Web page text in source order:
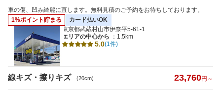
へこみキズ
キズのサイズ
※5cm以下から選択可
車の傷、凹み綺麗に直します。無料見積のご予約をお待ちしております。
1%ポイント貯まる
カード払いOK
東京都武蔵村山市伊奈平5-61-1
エリアの中心から
：1.5km
5.0(1件)
線キズ・擦りキズ (20cm) 23,760円～